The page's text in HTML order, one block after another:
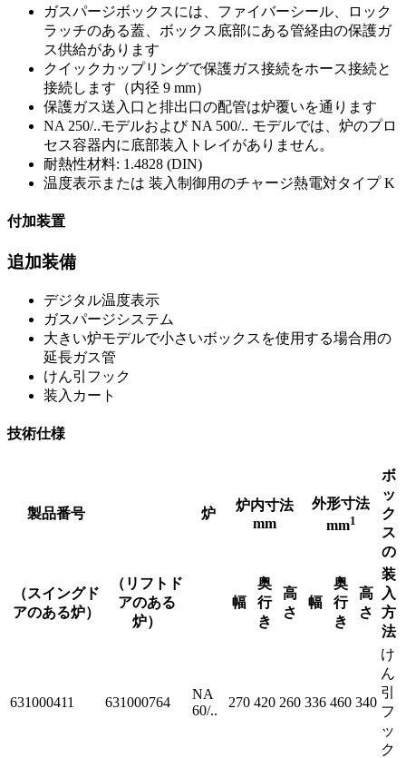
ガスパージボックスには、ファイバーシール、ロック
ラッチのある蓋、ボックス底部にある管経由の保護ガ
ス供給があります
クイックカップリングで保護ガス接続をホース接続と
接続します（内径 9 mm）
保護ガス送入口と排出口の配管は炉覆いを通ります
NA 250/..モデルおよび NA 500/.. モデルでは、炉のプロ
セス容器内に底部装入トレイがありません。
耐熱性材料: 1.4828 (DIN)
温度表示または 装入制御用のチャージ熱電対タイプ K
付加装置
追加装備
デジタル温度表示
ガスパージシステム
大きい炉モデルで小さいボックスを使用する場合用の
延長ガス管
けん引フック
装入カート
技術仕様
製品番号 炉
炉内寸法
mm
外形寸法
mm1
ボ
ッ
ク
ス
の
（スイングド
アのある炉）
（リフトド
アのある
炉）
幅
奥
行
き
高
さ
幅
奥
行
き
高
さ
装
入
方
法
631000411 631000764
NA
60/..
270 420 260 336 460 340
け
ん
引
フ
ッ
ク